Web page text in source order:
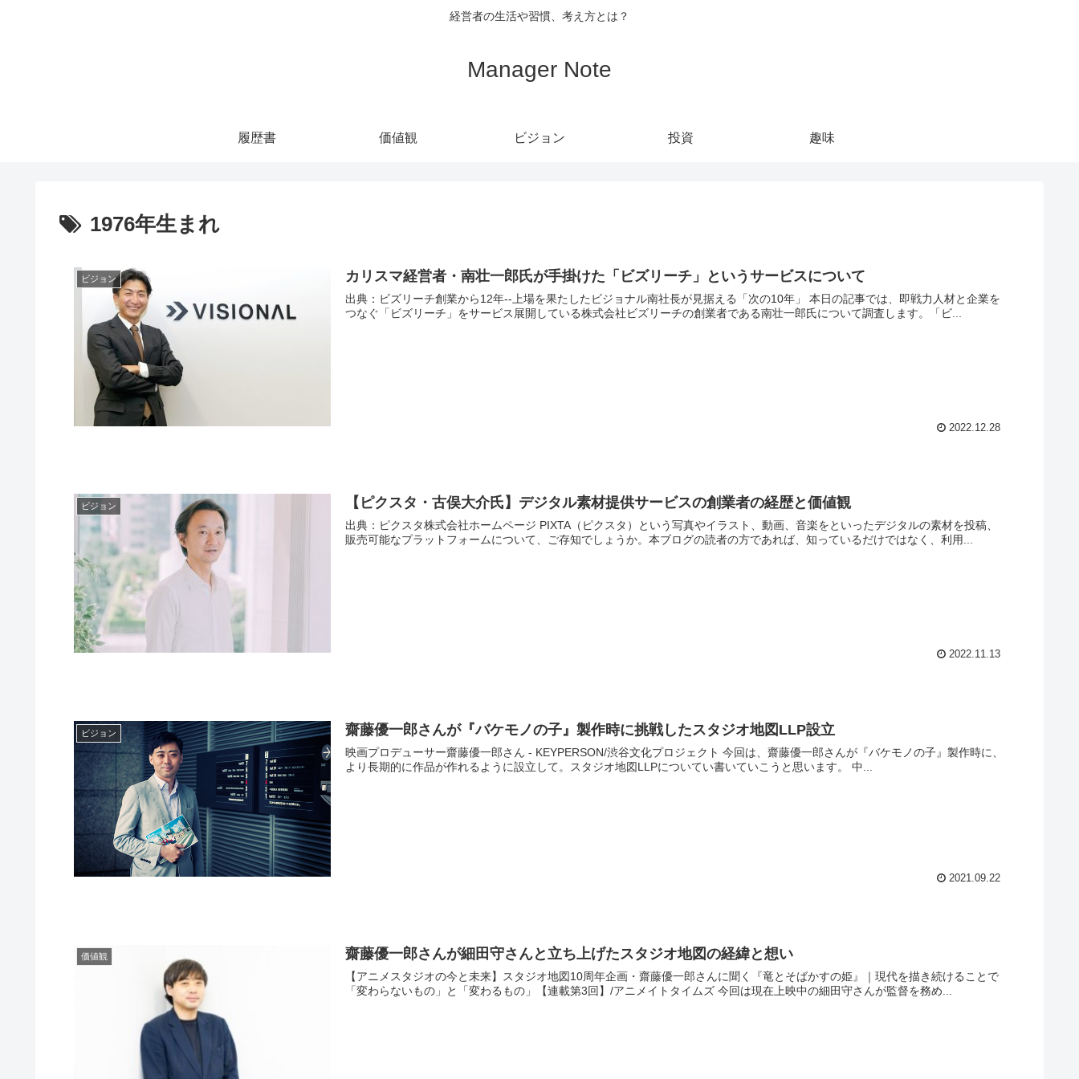
経営者の生活や習慣、考え方とは？
Manager Note
履歴書 価値観 ビジョン 投資 趣味
1976年生まれ
ビジョン カリスマ経営者・南壮一郎氏が手掛けた「ビズリーチ」というサービスについて
出典：ビズリーチ創業から12年--上場を果たしたビジョナル南社長が見据える「次の10年」 本日の記事では、即戦力人材と企業を
つなぐ「ビズリーチ」をサービス展開している株式会社ビズリーチの創業者である南壮一郎氏について調査します。「ビ...
2022.12.28
ビジョン 【ピクスタ・古俣大介氏】デジタル素材提供サービスの創業者の経歴と価値観
出典：ピクスタ株式会社ホームページ PIXTA（ピクスタ）という写真やイラスト、動画、音楽をといったデジタルの素材を投稿、
販売可能なプラットフォームについて、ご存知でしょうか。本ブログの読者の方であれば、知っているだけではなく、利用...
2022.11.13
ビジョン 齋藤優一郎さんが『バケモノの子』製作時に挑戦したスタジオ地図LLP設立
映画プロデューサー齋藤優一郎さん - KEYPERSON/渋谷文化プロジェクト 今回は、齋藤優一郎さんが『バケモノの子』製作時に、
より長期的に作品が作れるように設立して。スタジオ地図LLPについてい書いていこうと思います。 中...
2021.09.22
価値観 齋藤優一郎さんが細田守さんと立ち上げたスタジオ地図の経緯と想い
【アニメスタジオの今と未来】スタジオ地図10周年企画・齋藤優一郎さんに聞く『竜とそばかすの姫』｜現代を描き続けることで
「変わらないもの」と「変わるもの」【連載第3回】/アニメイトタイムズ 今回は現在上映中の細田守さんが監督を務め...